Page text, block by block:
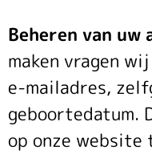
Beheren van
maken vragen
e-mailadres,
geboortedatum.
op onze website